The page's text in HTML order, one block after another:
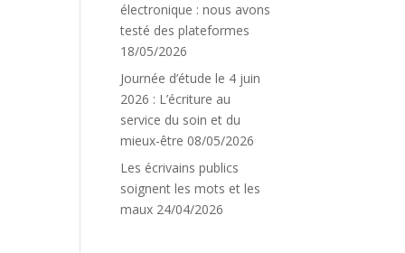
électronique : nous avons
testé des plateformes
18/05/2026
Journée d’étude le 4 juin
2026 : L’écriture au
service du soin et du
mieux-être 08/05/2026
Les écrivains publics
soignent les mots et les
maux 24/04/2026